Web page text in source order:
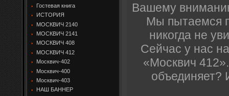
Гостевая книга
ИСТОРИЯ
МОСКВИЧ 2140
МОСКВИЧ 2141
МОСКВИЧ 408
МОСКВИЧ 412
Москвич-402
Москвич-400
Москвич-403
НАШ БАННЕР
Вашему
Мы пытаемся
никогда не
Сейчас у нас
«Москвич
объединяет?